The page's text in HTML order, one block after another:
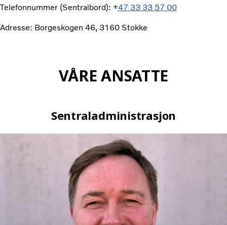
Telefonnummer (Sentralbord): +47 33 33 57 00
Adresse: Borgeskogen 46, 3160 Stokke
VÅRE ANSATTE
Sentraladministrasjon